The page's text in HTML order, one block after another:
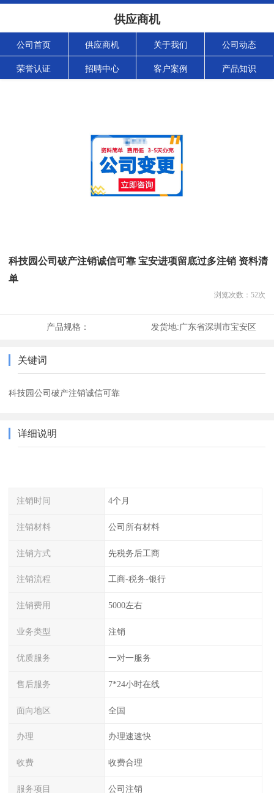
供应商机
公司首页 供应商机 关于我们 公司动态
荣誉认证 招聘中心 客户案例 产品知识
科技园公司破产注销诚信可靠 宝安进项留底过多注销 资料清
单
浏览次数： 52次
产品规格： 发货地:广东省深圳市宝安区
关键词
科技园公司破产注销诚信可靠
详细说明
注销时间 4个月
注销材料 公司所有材料
注销方式 先税务后工商
注销流程 工商-税务-银行
注销费用 5000左右
业务类型 注销
优质服务 一对一服务
售后服务 7*24小时在线
面向地区 全国
办理 办理速速快
收费 收费合理
服务项目 公司注销